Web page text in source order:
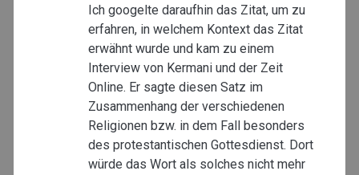
Ich googelte daraufhin das Zitat, um zu
erfahren, in welchem Kontext das Zitat
erwähnt wurde und kam zu einem
Interview von Kermani und der Zeit
Online. Er sagte diesen Satz im
Zusammenhang der verschiedenen
Religionen bzw. in dem Fall besonders
des protestantischen Gottesdienst. Dort
würde das Wort als solches nicht mehr